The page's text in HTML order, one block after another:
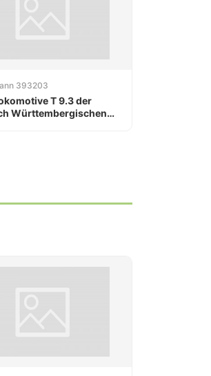
393203
T 9.3 der
Württembergischen